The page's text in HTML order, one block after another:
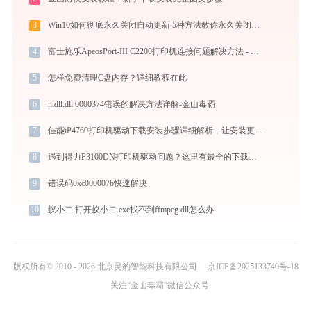
3 Win10如何彻底永久关闭自动更新 5种方法教你永久关闭win10自动更新
4 富士施乐ApeosPort-III C2200打印机连接问题解决方法 - 金山毒霸
5 怎样免费清理C盘内存？详细教程在此
6 ntdll.dll 0000374错误的解决方法详解-金山毒霸
7 佳能iP4760打印机驱动下载安装步骤详细解析，让安装更简单
8 遇到得力P3100DN打印机驱动问题？这里有最全的下载及安装指导
9 错误码0xc000007b快速解决
10 蚁小二 打开蚁小二.exe找不到ffmpeg.dll怎么办
版权所有© 2010 - 2026 北京灵豹智能科技有限公司
京ICP备2025133740号-18
关注“金山毒霸”微信公众号